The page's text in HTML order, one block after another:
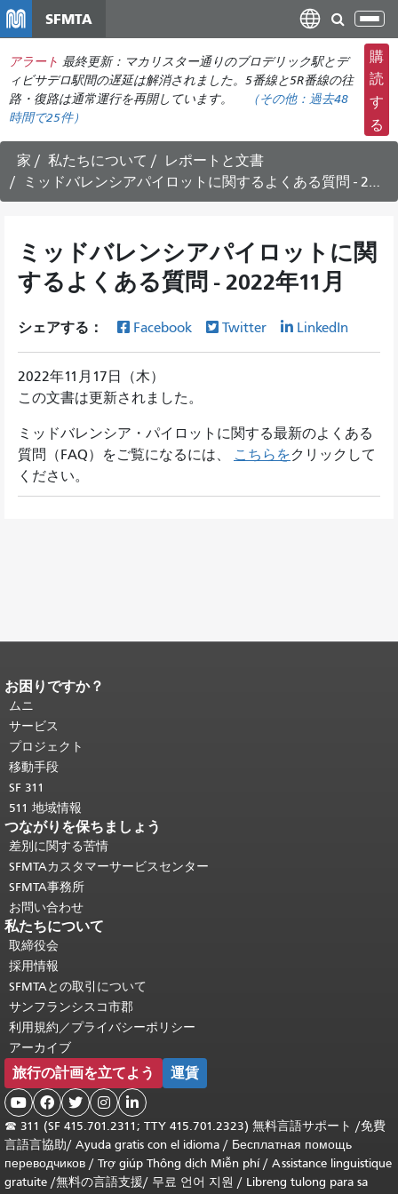
ン
コ
ン
ン
ツ
に
移
SFMTA
ナ
ビ
ゲ
ー
シ
ョ
の
切
替
え
アラート 最終更新：マカリスター通りのブロデリック駅とデ
ィビサデロ駅間の遅延は解消されました。5番線と5R番線の往
路・復路は通常運行を再開しています。
（その他： 過去48
時間で25件）
購
読
す
る
家 私たちについて
レポートと文書
ミッドバレンシアパイロットに関するよくある質問 - 2022年11月
ミッドバレンシアパイロットに関
するよくある質問 - 2022年11月
シェアする： Facebook Twitter LinkedIn
2022年11月17日（木）
この文書は更新されました。
ミッドバレンシア・パイロットに関する最新のよくある
質問（FAQ）をご覧になるには、
こちらをクリックして
ください。
ページコンテンツの終わり。
ジの残りの部分はすべてのページで繰
り返されます。
頭に戻る。
お困りですか？
ムニ
サービス
プロジェクト
移動手段
SF 311
511 地域情報
つながりを保ちましょう
差別に関する苦情
SFMTAカスタマーサービスセンター
SFMTA事務所
お問い合わせ
私たちについて
取締役会
採用情報
SFMTAとの取引について
サンフランシスコ市郡
利用規約／プライバシーポリシー
アーカイブ
旅行の計画を立てよう 運賃
    
☎ 311 (SF 415.701.2311; TTY 415.701.2323) 無料言語サポート /免費
言語言協助/ Ayuda gratis con el idioma / Бесплатная помощь
переводчиков / Trợ giúp Thông dịch Miễn phí/ Assistance linguistique
gratuite /無料の言語支援/ 무료 언어 지원 / Libreng tulong para sa